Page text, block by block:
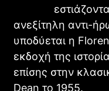
Resident Evil: Το
Ταινίας του Zach
CINEMA
ανεξίτηλη αντι-
υποδύεται η
εκδοχή της
επίσης στην
Dean το 1955.